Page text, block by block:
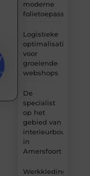
moderne
folietoepassingen
Logistieke
optimalisatie
voor
groeiende
webshops
De
specialist
op het
gebied van
interieurbouw
in
Amersfoort
Werkkleding